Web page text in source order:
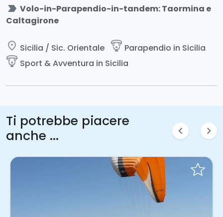
label_important Volo-in-Parapendio-in-tandem: Taormina e
Caltagirone
place Sicilia / Sic. Orientale paragliding Parapendio in Sicilia
paragliding Sport & Avventura in Sicilia
Ti potrebbe piacere
anche ...
chevron_left chevron_right